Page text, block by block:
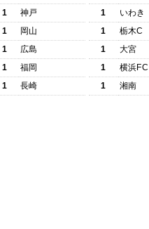
1
神戸
1
岡山
1
広島
1
福岡
1 長崎
1
いわき
1
栃木C
1
大宮
1
横浜FC
1
湘南